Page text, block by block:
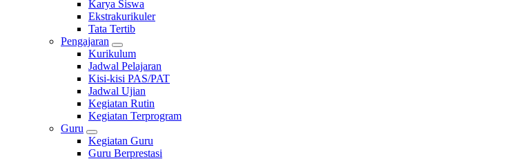
Karya Siswa
Ekstrakurikuler
Tata Tertib
Pengajaran
Kurikulum
Jadwal Pelajaran
Kisi-kisi PAS/PAT
Jadwal Ujian
Kegiatan Rutin
Kegiatan Terprogram
Guru
Kegiatan Guru
Guru Berprestasi